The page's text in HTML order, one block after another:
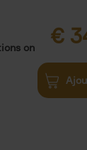
on
€